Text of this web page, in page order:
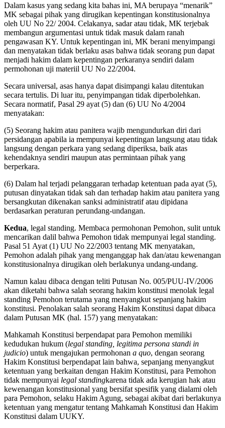
Dalam kasus yang sedang kita bahas ini, MA berupaya “menarik”
MK sebagai pihak yang dirugikan kepentingan konstitusionalnya
oleh UU No 22/ 2004. Celakanya, sadar atau tidak, MK terjebak
membangun argumentasi untuk tidak masuk dalam ranah
pengawasan KY. Untuk kepentingan ini, MK berani menyimpangi
dan menyatakan tidak berlaku asas bahwa tidak seorang pun dapat
menjadi hakim dalam kepentingan perkaranya sendiri dalam
permohonan uji materiil UU No 22/2004.
Secara universal, asas hanya dapat disimpangi kalau ditentukan
secara tertulis. Di luar itu, penyimpangan tidak diperbolehkan.
Secara normatif, Pasal 29 ayat (5) dan (6) UU No 4/2004
menyatakan:
(5) Seorang hakim atau panitera wajib mengundurkan diri dari
persidangan apabila ia mempunyai kepentingan langsung atau tidak
langsung dengan perkara yang sedang diperiksa, baik atas
kehendaknya sendiri maupun atas permintaan pihak yang
berperkara.
(6) Dalam hal terjadi pelanggaran terhadap ketentuan pada ayat (5),
putusan dinyatakan tidak sah dan terhadap hakim atau panitera yang
bersangkutan dikenakan sanksi administratif atau dipidana
berdasarkan peraturan perundang-undangan.
Kedua, legal standing. Membaca permohonan Pemohon, sulit untuk
mencarikan dalil bahwa Pemohon tidak mempunyai legal standing.
Pasal 51 Ayat (1) UU No 22/2003 tentang MK menyatakan,
Pemohon adalah pihak yang menganggap hak dan/atau kewenangan
konstitusionalnya dirugikan oleh berlakunya undang-undang.
Namun kalau dibaca dengan teliti Putusan No. 005/PUU-IV/2006
akan diketahi bahwa salah seorang hakim konstitusi menolak legal
standing Pemohon terutama yang menyangkut sepanjang hakim
konstitusi. Penolakan salah seorang Hakim Konstitusi dapat dibaca
dalam Putusan MK (hal. 157) yang menyatakan:
Mahkamah Konstitusi berpendapat para Pemohon memiliki
kedudukan hukum (legal standing, legitima persona standi in
judicio) untuk mengajukan permohonan a quo, dengan seorang
Hakim Konstitusi berpendapat lain bahwa, sepanjang menyangkut
ketentuan yang berkaitan dengan Hakim Konstitusi, para Pemohon
tidak mempunyai legal standingkarena tidak ada kerugian hak atau
kewenangan konstitusional yang bersifat spesifik yang dialami oleh
para Pemohon, selaku Hakim Agung, sebagai akibat dari berlakunya
ketentuan yang mengatur tentang Mahkamah Konstitusi dan Hakim
Konstitusi dalam UUKY.